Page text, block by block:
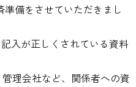
備をさせていただきまし
入が正しくされている資料
理会社など、関係者への資